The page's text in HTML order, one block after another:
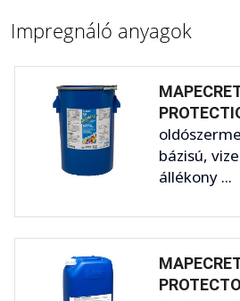
Impregnáló anyagok
bázisú,
állékony ...